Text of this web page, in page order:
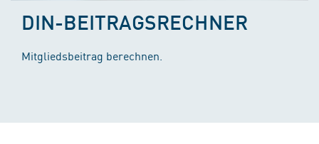
DIN-BEITRAGSRECHNER
Mitgliedsbeitrag berechnen.